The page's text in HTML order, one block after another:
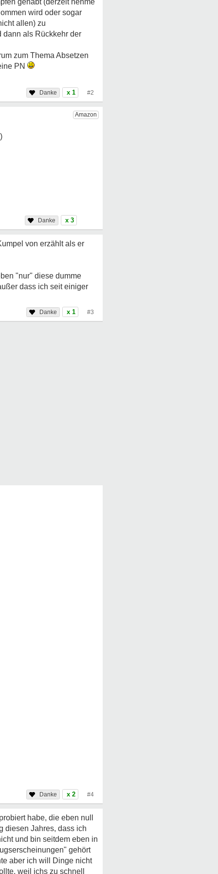
gehabt (derzeit nehme
wird oder sogar
allen) zu
dann als Rückkehr der
zum Thema Absetzen
PN
x 1 #2
x 3
von erzählt als er
"nur" diese dumme
dass ich seit einiger
x 1 #3
x 2 #4
habe, die eben null
diesen Jahres, dass ich
und bin seitdem eben in
gehört
aber ich will Dinge nicht
weil ichs zu schnell